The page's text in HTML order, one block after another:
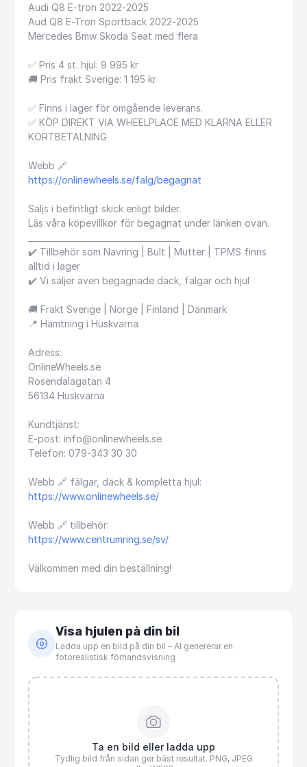
Audi Q8 E-tron 2022-2025
Aud Q8 E-Tron Sportback 2022-2025
Mercedes Bmw Skoda Seat med flera
✅ Pris 4 st. hjul: 9 995 kr
🚚 Pris frakt Sverige: 1 195 kr
✅ Finns i lager för omgående leverans.
✅ KÖP DIREKT VIA WHEELPLACE MED KLARNA ELLER
KORTBETALNING
Webb 🔗
https://onlinewheels.se/falg/begagnat
Säljs i befintligt skick enligt bilder.
Läs våra köpevillkor för begagnat under länken ovan.
✔️ Tillbehör som Navring Bult Mutter TPMS finns
alltid i lager
✔️ Vi säljer även begagnade däck, fälgar och hjul
🚚 Frakt Sverige Norge Finland
Danmark
📍 Hämtning i Huskvarna
Adress:
OnlineWheels.se
Rosendalagatan 4
56134 Huskvarna
Kundtjänst:
E-post: info@onlinewheels.se
Telefon: 079-343 30 30
Webb 🔗 fälgar, däck & kompletta hjul:
https://www.onlinewheels.se/
Webb 🔗 tillbehör:
https://www.centrumring.se/sv/
Välkommen med din beställning!
Visa hjulen på din bil
Ladda upp en bild på din bil – AI genererar en
fotorealistisk förhandsvisning
Ta en bild eller ladda upp
Tydlig bild från sidan ger bäst resultat. PNG, JPEG